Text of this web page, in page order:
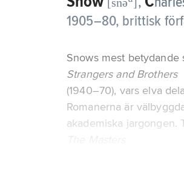
1905–80, brittisk
Snows mest betydande
Strangers and Brothers
(1940–70), vars elva
Romanerna är
akademiska jargongen.